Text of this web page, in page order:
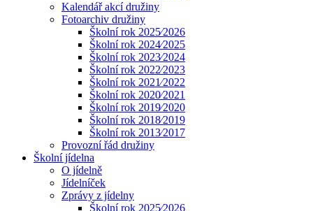
Kalendář akcí družiny
Fotoarchiv družiny
Školní rok 2025⁄2026
Školní rok 2024⁄2025
Školní rok 2023⁄2024
Školní rok 2022⁄2023
Školní rok 2021⁄2022
Školní rok 2020⁄2021
Školní rok 2019⁄2020
Školní rok 2018⁄2019
Školní rok 2013⁄2017
Provozní řád družiny
Školní jídelna
O jídelně
Jídelníček
Zprávy z jídelny
Školní rok 2025⁄2026